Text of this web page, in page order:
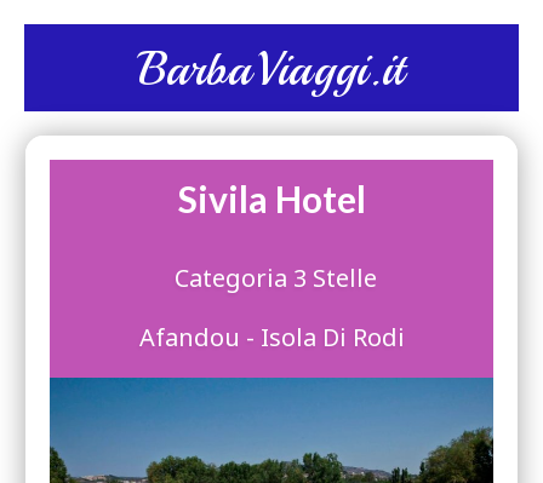
BarbaViaggi.it
Sivila Hotel
Categoria 3 Stelle
Afandou - Isola Di Rodi